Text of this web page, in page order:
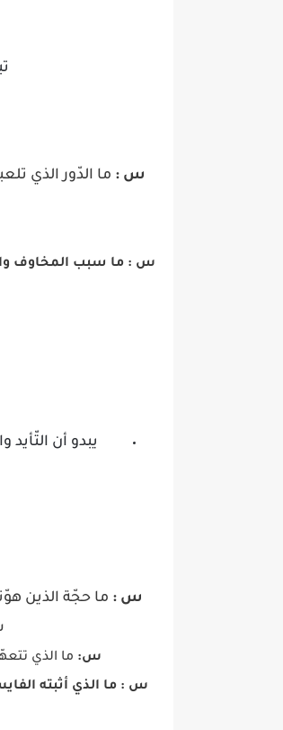
س : ما الدّور الذي
س : ما سبب المخاوف
يبدو أن
س : ما حجّة الذين
س: ما الذي
س : ما الذي أثبته